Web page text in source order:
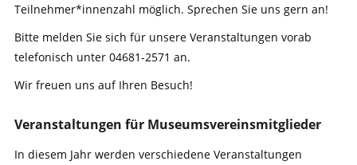
Teilnehmer*innenzahl möglich. Sprechen Sie uns gern an!
Bitte melden Sie sich für unsere Veranstaltungen vorab
telefonisch unter 04681-2571 an.
Wir freuen uns auf Ihren Besuch!
Veranstaltungen für Museumsvereinsmitglieder
In diesem Jahr werden verschiedene Veranstaltungen